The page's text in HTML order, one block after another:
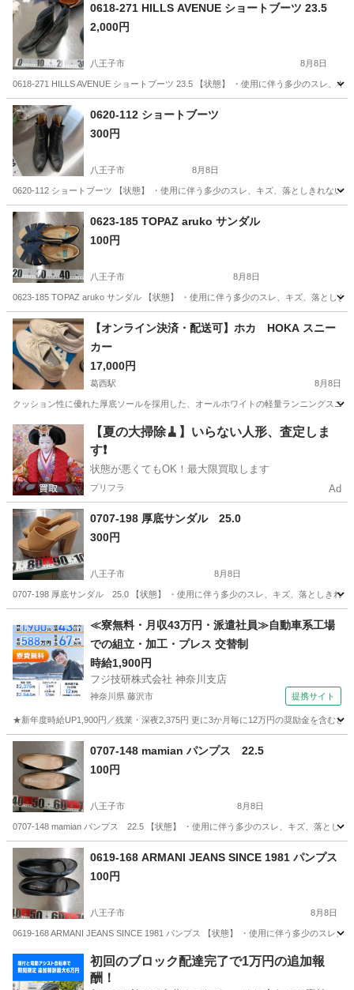
0618-271 HILLS AVENUE ショートブーツ 23.5
2,000円
八王子市 8月8日
0618-271 HILLS AVENUE ショートブーツ 23.5 【状態】 ・使用に伴う多少のスレ、
東京 八王子市 0620-112 ショートブーツ
300円
八王子市 8月8日
0620-112 ショートブーツ 【状態】 ・使用に伴う多少のスレ、キズ、落としきれな
東京 八王子市 0623-185 TOPAZ aruko サンダル
100円
八王子市 8月8日
0623-185 TOPAZ aruko サンダル 【状態】 ・使用に伴う多少のスレ、キズ、落とし
東京 八王子市 現地
【オンライン決済・配送可】ホカ HOKA スニー
カー
17,000円
葛西駅 8月8日
クッション性に優れた厚底ソールを採用した、オールホワイトの軽量ランニングスニ
東京 江戸川区 葛西駅 靴
【夏の大掃除🧹】いらない人形、査定しま
す❗️
状態が悪くてもOK！最大限買取します
プリフラ Ad
0707-198 厚底サンダル 25.0
300円
八王子市 8月8日
0707-198 厚底サンダル 25.0 【状態】 ・使用に伴う多少のスレ、キズ、落としきれ
靴 厚底
≪寮無料・月収43万円・派遣社員≫自動車系工場
での組立・加工・プレス 交替制
時給1,900円
フジ技研株式会社 神奈川支店
神奈川県 藤沢市 提携サイト
★新年度時給UP1,900円／残業・深夜2,375円 更に3か月毎に12万円の奨励金を含む
神奈川 藤沢市 0707-148 mamian パンプス 22.5
100円
八王子市 8月8日
0707-148 mamian パンプス 22.5 【状態】 ・使用に伴う多少のスレ、キズ、落とし
東京 八王子市 0619-168 ARMANI JEANS SINCE 1981 パンプス
100円
八王子市 8月8日
0619-168 ARMANI JEANS SINCE 1981 パンプス 【状態】 ・使用に伴う多少のスレ
靴 現地
初回のブロック配達完了で1万円の追加報
酬！